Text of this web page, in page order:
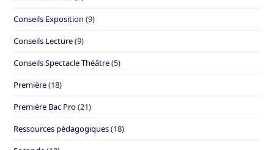
Conseils Exposition (9)
Conseils Lecture(9)
Conseils Spectacle Théâtre(5)
Première(18)
Première Bac Pro(21)
Ressources pédagogiques(18)